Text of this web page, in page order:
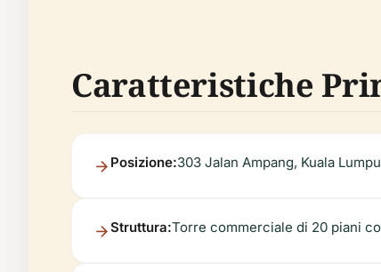
Caratteristiche
Posizione:303 Jalan Ampang, Kuala
Struttura:Torre commerciale di 20 piani